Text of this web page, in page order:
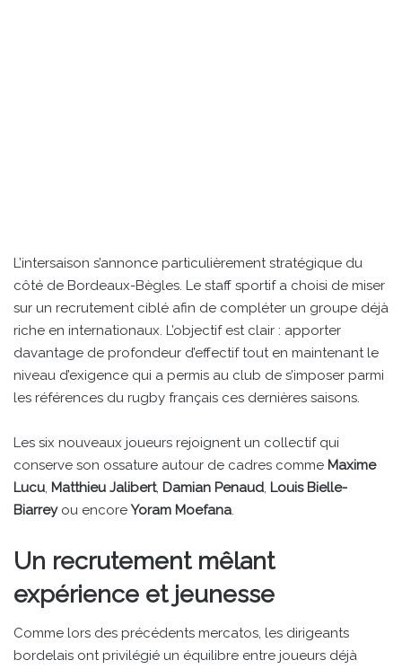
L’intersaison s’annonce particulièrement stratégique du
côté de Bordeaux-Bègles. Le staff sportif a choisi de miser
sur un recrutement ciblé afin de compléter un groupe déjà
riche en internationaux. L’objectif est clair : apporter
davantage de profondeur d’effectif tout en maintenant le
niveau d’exigence qui a permis au club de s’imposer parmi
les références du rugby français ces dernières saisons.
Les six nouveaux joueurs rejoignent un collectif qui
conserve son ossature autour de cadres comme Maxime
Lucu, Matthieu Jalibert, Damian Penaud, Louis Bielle-
Biarreyou encoreYoram Moefana.
Un recrutement mêlant
expérience et jeunesse
Comme lors des précédents mercatos, les dirigeants
bordelais ont privilégié un équilibre entre joueurs déjà